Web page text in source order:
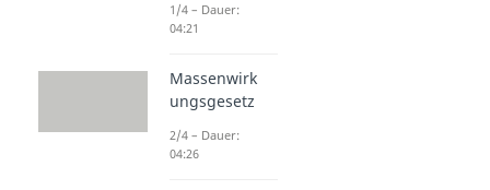
1/4 – Dauer:
04:21
Massenwirk
ungsgesetz
2/4 – Dauer:
04:26